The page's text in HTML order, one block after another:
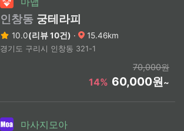
인창동 궁테라피
10.0(리뷰 10건) · 15.46km
경기도 구리시 인창동 321-1
70,000원
14% 60,000원~
마사지모아